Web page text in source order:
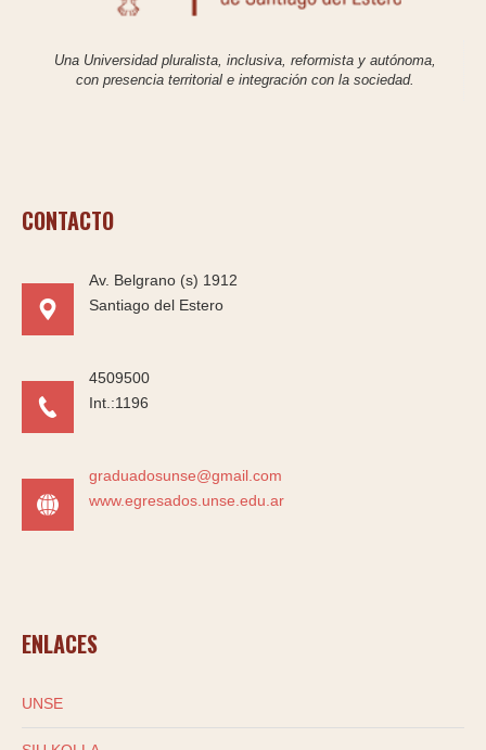
Una Universidad pluralista, inclusiva, reformista y autónoma,
con presencia territorial e integración con la sociedad.
CONTACTO
Av. Belgrano (s) 1912
Santiago del Estero
4509500
Int.:1196
graduadosunse@gmail.com
www.egresados.unse.edu.ar
ENLACES
UNSE